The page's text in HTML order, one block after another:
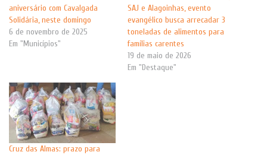
aniversário com Cavalgada
Solidária, neste domingo
6 de novembro de 2025
Em "Municípios"
SAJ e Alagoinhas, evento
evangélico busca arrecadar 3
toneladas de alimentos para
famílias carentes
19 de maio de 2026
Em "Destaque"
Cruz das Almas: prazo para